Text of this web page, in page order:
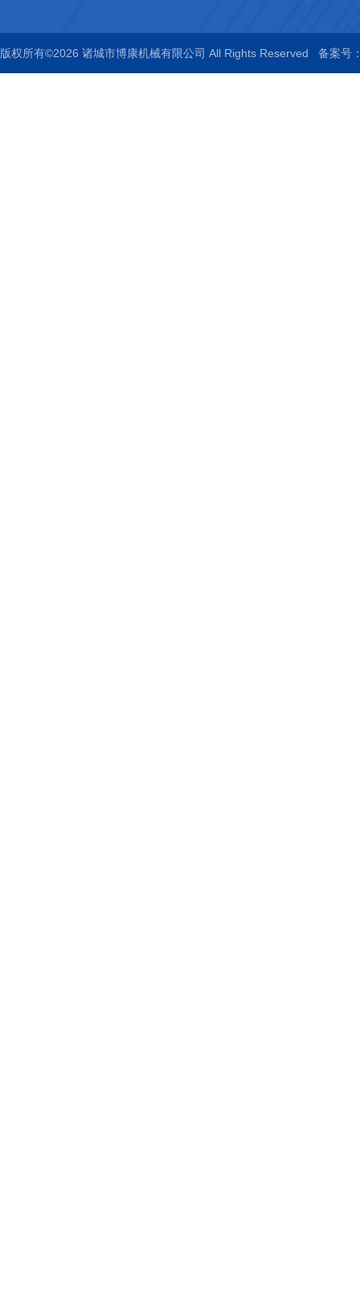
版权所有©2026 诸城市博康机械有限公司 All Rights Reserved 备案号